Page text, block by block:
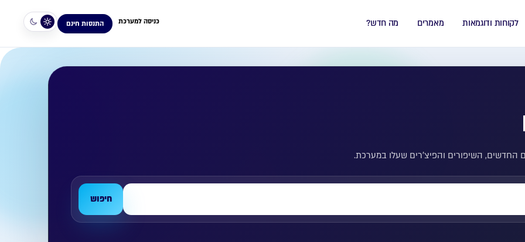
לקוחות ודוגמאות מאמרים מה חדש? התנסות חינם כניסה למערכת
החדשים, השיפורים והפיצ'רים שעלו במערכת.
חיפוש